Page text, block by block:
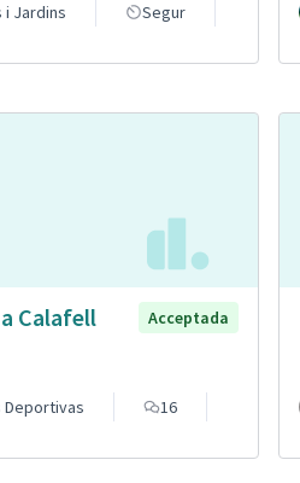
i Jardins
Segur
Calafell Acceptada
Deportivas
16